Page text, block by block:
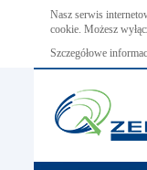
Nasz serwis
cookie. Możesz
Szczegółowe